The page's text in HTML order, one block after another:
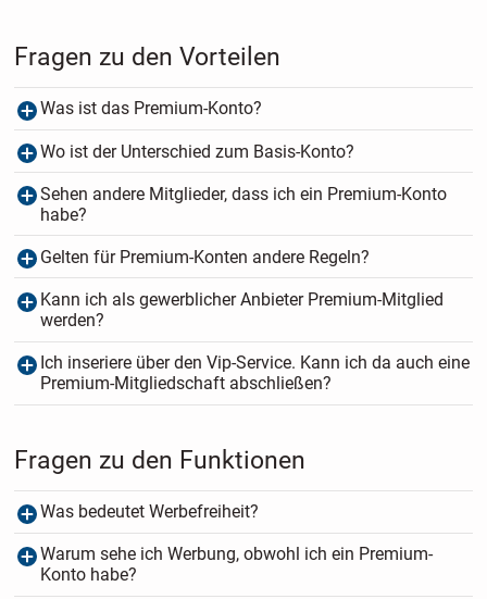
Fragen zu den Vorteilen
Was ist das Premium-Konto?
Wo ist der Unterschied zum Basis-Konto?
Sehen andere Mitglieder, dass ich ein Premium-Konto
habe?
Gelten für Premium-Konten andere Regeln?
Kann ich als gewerblicher Anbieter Premium-Mitglied
werden?
Ich inseriere über den Vip-Service. Kann ich da auch eine
Premium-Mitgliedschaft abschließen?
Fragen zu den Funktionen
Was bedeutet Werbefreiheit?
Warum sehe ich Werbung, obwohl ich ein Premium-
Konto habe?